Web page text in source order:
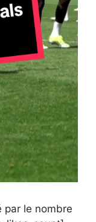
par le nombre